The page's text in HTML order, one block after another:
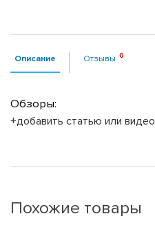
Описание Отзывы
Обзоры:
+добавить статью или видео
Похожие товары